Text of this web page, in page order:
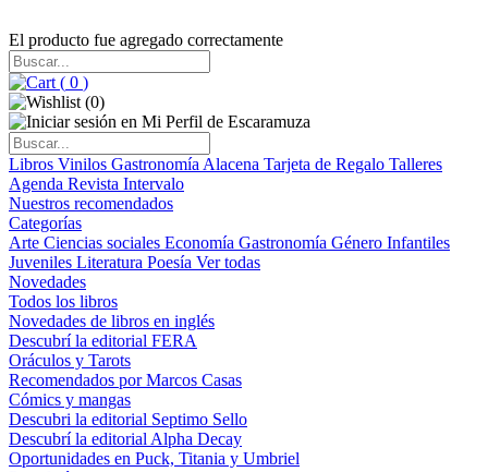
El producto fue agregado correctamente
( 0 )
(0)
Libros Vinilos Gastronomía Alacena Tarjeta de Regalo Talleres
Agenda Revista Intervalo
Nuestros recomendados
Categorías
Arte Ciencias sociales Economía Gastronomía Género Infantiles
Juveniles Literatura Poesía Ver todas
Novedades
Todos los libros
Novedades de libros en inglés
Descubrí la editorial FERA
Oráculos y Tarots
Recomendados por Marcos Casas
Cómics y mangas
Descubri la editorial Septimo Sello
Descubrí la editorial Alpha Decay
Oportunidades en Puck, Titania y Umbriel